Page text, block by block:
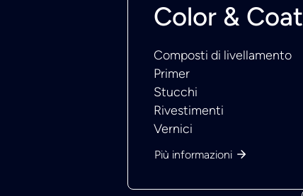
Color & Coat
Composti di livellamento
Primer
Stucchi
Rivestimenti
Vernici
Più informazioni